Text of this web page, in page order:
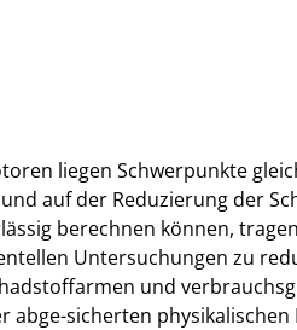
liegen Schwerpunkte
auf der Reduzierung der
berechnen können,
Untersuchungen zu
und
abge-sicherten